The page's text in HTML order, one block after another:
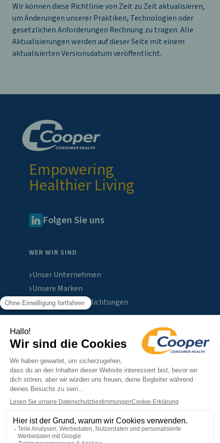
Wir können diese Richtlinie von Zeit zu Zeit aktualisieren,
um Änderungen unserer Praktiken, Technologien oder
gesetzlichen Anforderungen Rechnung zu tragen. Alle
Aktualisierungen werden auf dieser Seite mit einem
aktualisierten Versionsdatum veröffentlicht.
Empowering
Healthier Living
Folgen Sie uns
WER WIR SIND
Unser Unternehmen
Unsere Marken
Unsere ESG-Verpflichtungen
KONTAKT
Karriere
Kontakt
Impressum